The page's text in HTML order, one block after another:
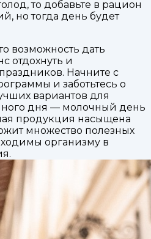
то добавьте в рацион
но тогда день будет
возможность дать
отдохнуть и
Начните с
и заботьтесь о
вариантов для
дня — молочный день
продукция насыщена
множество полезных
организму в